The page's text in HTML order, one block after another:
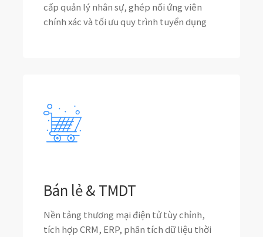
cấp quản lý nhân sự, ghép nối ứng viên
chính xác và tối ưu quy trình tuyển dụng
Bán lẻ & TMDT
Nền tảng thương mại điện tử tùy chỉnh,
tích hợp CRM, ERP, phân tích dữ liệu thời